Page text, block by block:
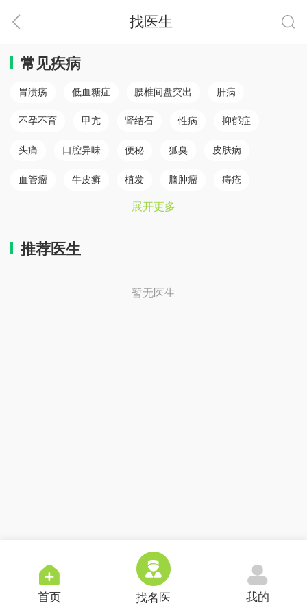
找医生
常见疾病
胃溃疡 低血糖症 腰椎间盘突出 肝病
不孕不育 甲亢 肾结石 性病 抑郁症
头痛 口腔异味 便秘 狐臭 皮肤病
血管瘤 牛皮癣 植发 脑肿瘤 痔疮
脾胃病 乳腺癌
展开更多
推荐医生
暂无医生
首页 找名医 我的